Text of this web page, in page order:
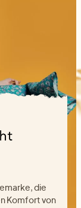
die
Komfort von